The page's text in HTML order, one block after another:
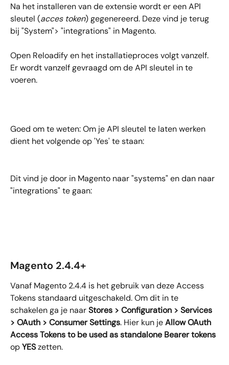
Na het installeren van de extensie wordt er een API
sleutel (acces token) gegenereerd. Deze vind je terug
bij "System"> "integrations" in Magento.
Open Reloadify en het installatieproces volgt vanzelf.
Er wordt vanzelf gevraagd om de API sleutel in te
voeren.
Goed om te weten: Om je API sleutel te laten werken
dient het volgende op 'Yes' te staan:
Dit vind je door in Magento naar "systems" en dan naar
"integrations" te gaan:
Magento 2.4.4+
Vanaf Magento 2.4.4 is het gebruik van deze Access
Tokens standaard uitgeschakeld. Om dit in te
schakelen ga je naar Stores > Configuration > Services
> OAuth > Consumer Settings. Hier kun je Allow OAuth
Access Tokens to be used as standalone Bearer tokens
op YES zetten.